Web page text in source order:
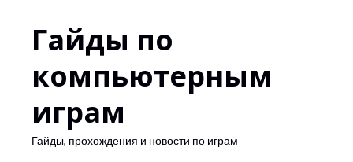
Гайды по
компьютерным
играм
Гайды, прохождения и новости по играм